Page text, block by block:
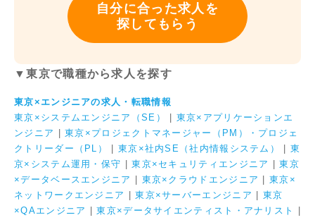
自分に合った求人を
探してもらう
▼東京で職種から求人を探す
東京×エンジニアの求人・転職情報
東京×システムエンジニア（SE）
東京×アプリケーションエ
ンジニア
|東京×プロジェクトマネージャー（PM）・プロジェ
クトリーダー（PL）
東京×社内SE（社内情報システム）
東
京×システム運用・保守 |東京×セキュリティエンジニア |東京
×データベースエンジニア
東京×クラウドエンジニア |東京×
ネットワークエンジニア
|東京×サーバーエンジニア
東京
×QAエンジニア
|東京×データサイエンティスト・アナリスト